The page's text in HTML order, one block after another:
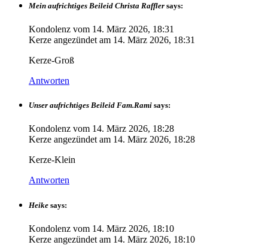
Mein aufrichtiges Beileid Christa Raffler says:
Kondolenz vom 14. März 2026, 18:31
Kerze angezündet am 14. März 2026, 18:31
Kerze-Groß
Antworten
Unser aufrichtiges Beileid Fam.Rami says:
Kondolenz vom 14. März 2026, 18:28
Kerze angezündet am 14. März 2026, 18:28
Kerze-Klein
Antworten
Heike says:
Kondolenz vom 14. März 2026, 18:10
Kerze angezündet am 14. März 2026, 18:10